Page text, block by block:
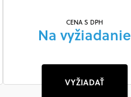
CENA S DPH
Na vyžiadanie
VYŽIADAŤ